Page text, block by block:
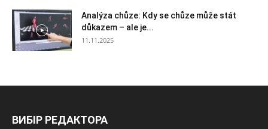
Analýza chůze: Kdy se chůze může stát
důkazem – ale je...
11.11.2025
ВИБІР РЕДАКТОРА